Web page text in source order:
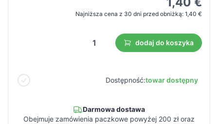
Najniższa cena z 30 dni przed obniżką: 1,40 €
dodaj do koszyka
Dostępność:towar dostępny
Darmowa dostawa
Obejmuje zamówienia paczkowe powyżej 200 zł oraz